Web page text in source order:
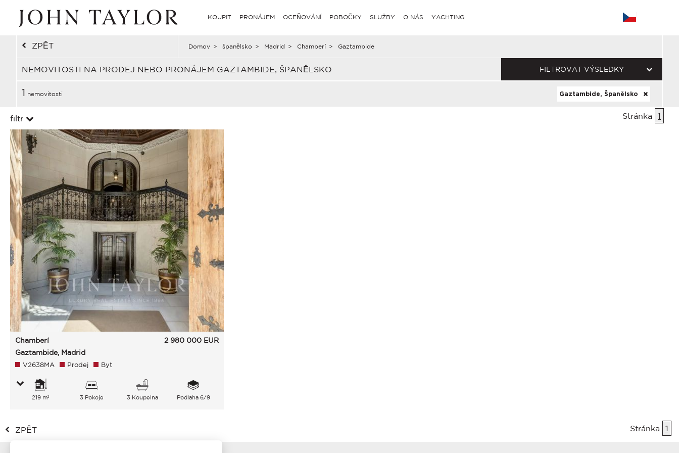
KOUPIT PRONÁJEM OCEŇOVÁNÍ POBOČKY SLUŽBY O NÁS YACHTING
ZPĚT Domov > španělsko > Madrid > Chamberí > Gaztambide
NEMOVITOSTI NA PRODEJ NEBO PRONÁJEM GAZTAMBIDE, ŠPANĚLSKO FILTROVAT VÝSLEDKY
1 nemovitosti Gaztambide, Španělsko
filtr Stránka 1
Chamberí
Gaztambide, Madrid
2 980 000 EUR
V2638MA Prodej Byt
219 m² 3 Pokoje 3 Koupelna Podlaha 6/9
ZPĚT Stránka 1